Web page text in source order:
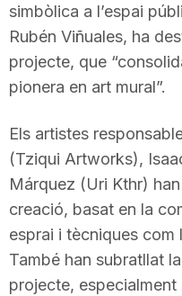
simbòlica a l’espai
Rubén Viñuales, ha
projecte, que
pionera en art mural”.
Els artistes
(Tziqui Artworks),
Márquez (Uri Kthr)
creació, basat en la
esprai i tècniques com
També han subratllat
projecte,